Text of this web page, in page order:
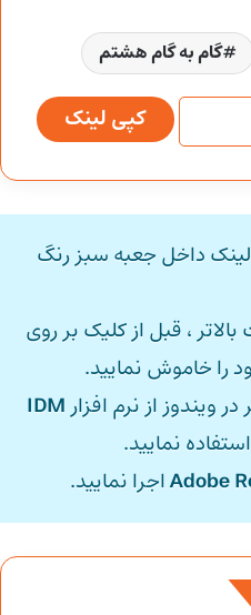
گام به گام هشتم
کپی لینک
لینک داخل جعبه سبز رنگ
، قبل از کلیک بر روی
را خاموش نمایید.
ویندوز از نرم افزار IDM
استفاده نمایید.
Adobeاجرا نمایید.